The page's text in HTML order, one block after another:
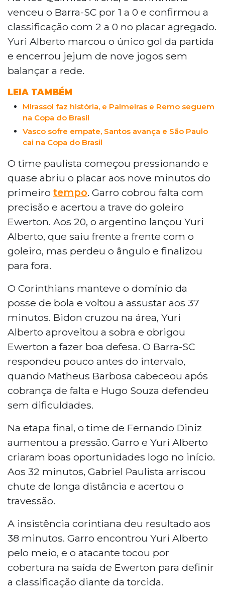
final da Copa do Brasil nesta quinta-feira. O
Corinthians venceu o Barra-SC por 1 a 0, com
gol de Yuri Alberto. O Grêmio goleou o
Confiança por 3 a 0. O Athletico-PR eliminou o
Atlético-GO nos pênaltis por 4 a 1. A
Chapecoense surpreendeu ao eliminar o
em 26 de maio.
venceu o Barra-SC por 1 a 0 e confirmou a
classificação com 2 a 0 no placar agregado.
Yuri Alberto marcou o único gol da partida
e encerrou jejum de nove jogos sem
balançar a rede.
LEIA TAMBÉM
Mirassol faz história, e Palmeiras e Remo seguem
na Copa do Brasil
Vasco sofre empate, Santos avança e São Paulo
cai na Copa do Brasil
O time paulista começou pressionando e
quase abriu o placar aos nove minutos do
primeiro tempo. Garro cobrou falta com
precisão e acertou a trave do goleiro
Ewerton. Aos 20, o argentino lançou Yuri
Alberto, que saiu frente a frente com o
goleiro, mas perdeu o ângulo e finalizou
para fora.
O Corinthians manteve o domínio da
posse de bola e voltou a assustar aos 37
minutos. Bidon cruzou na área, Yuri
Alberto aproveitou a sobra e obrigou
Ewerton a fazer boa defesa. O Barra-SC
respondeu pouco antes do intervalo,
quando Matheus Barbosa cabeceou após
cobrança de falta e Hugo Souza defendeu
sem dificuldades.
Na etapa final, o time de Fernando Diniz
aumentou a pressão. Garro e Yuri Alberto
criaram boas oportunidades logo no início.
Aos 32 minutos, Gabriel Paulista arriscou
chute de longa distância e acertou o
travessão.
A insistência corintiana deu resultado aos
38 minutos. Garro encontrou Yuri Alberto
pelo meio, e o atacante tocou por
cobertura na saída de Ewerton para definir
a classificação diante da torcida.